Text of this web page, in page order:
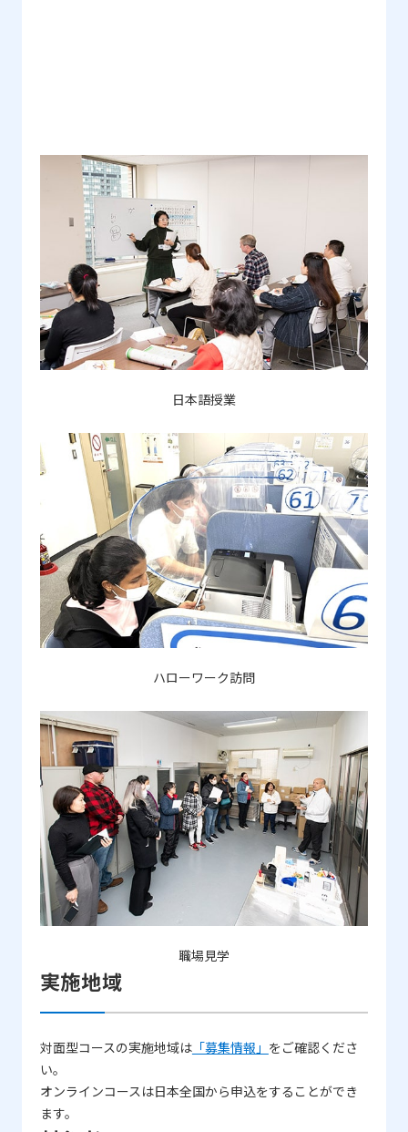
日本語授業
ハローワーク訪問
職場見学
実施地域
対面型コースの実施地域は「募集情報」 をご確認くださ
い。
オンラインコースは日本全国から申込をすることができ
ます。